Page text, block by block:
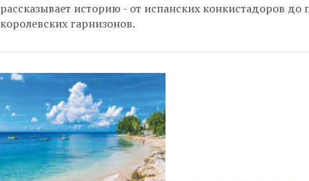
рассказывает историю - от испанских конкистадоров до
королевских гарнизонов.